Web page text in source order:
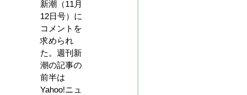
新潮（11月
12日号）に
コメントを
求められ
た。週刊新
潮の記事の
前半は
Yahoo!ニュ